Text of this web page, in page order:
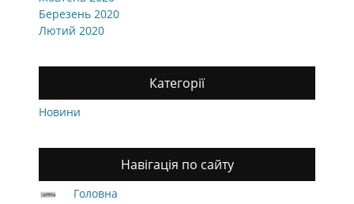
Березень 2020
Лютий 2020
Категорії
Новини
Навігація по сайту
Головна